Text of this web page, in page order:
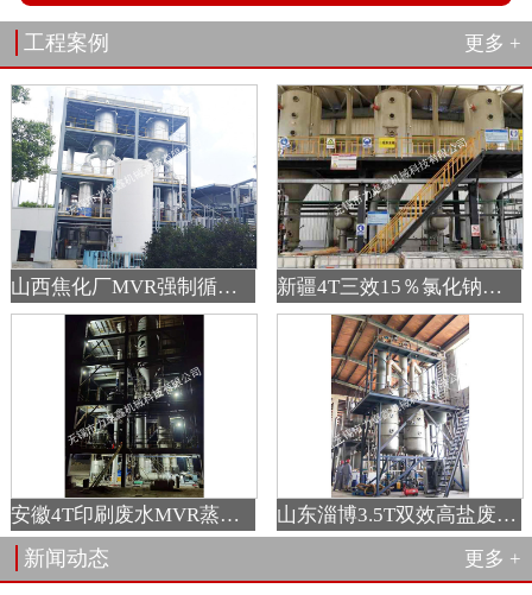
工程案例 更多 +
山西焦化厂MVR强制循环蒸发器 新疆4T三效15％氯化钠钛材蒸发器
安徽4T印刷废水MVR蒸发器 山东淄博3.5T双效高盐废水蒸发器
新闻动态 更多 +